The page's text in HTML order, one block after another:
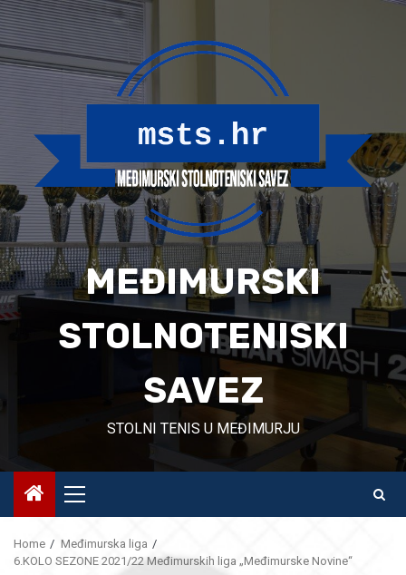
Skip
to
content
MEĐIMURSKI
STOLNOTENISKI
SAVEZ
STOLNI TENIS U MEĐIMURJU
Primary
Menu
Home
Međimurska liga
6.KOLO SEZONE 2021/22 Međimurskih liga „Međimurske Novine“